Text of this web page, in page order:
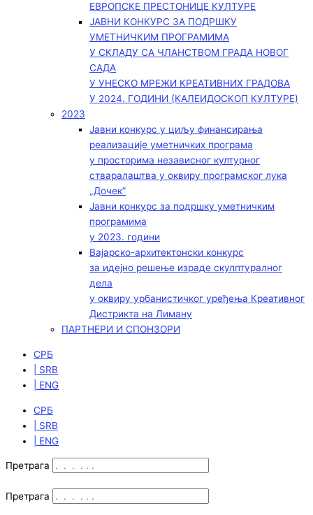
ЕВРОПСКЕ ПРЕСТОНИЦЕ КУЛТУРЕ
ЈАВНИ КОНКУРС ЗА ПОДРШКУ
УМЕТНИЧКИМ ПРОГРАМИМА
У СКЛАДУ СА ЧЛАНСТВОМ ГРАДА НОВОГ
САДА
У УНЕСКО МРЕЖИ КРЕАТИВНИХ ГРАДОВА
У 2024. ГОДИНИ (КАЛЕИДОСКОП КУЛТУРЕ)
2023
Јавни конкурс у циљу финансирања
реализације уметничких програма
у просторима независног културног
стваралаштва у оквиру програмског лука
„Дочек”
Јавни конкурс за подршку уметничким
програмима
у 2023. години
Вајарско-архитектонски конкурс
за идејно решење израде скулптуралног
дела
у оквиру урбанистичког уређења Креативног
Дистрикта на Лиману
ПАРТНЕРИ И СПОНЗОРИ
СРБ
| SRB
| ENG
СРБ
| SRB
| ENG
Претрага
Претрага